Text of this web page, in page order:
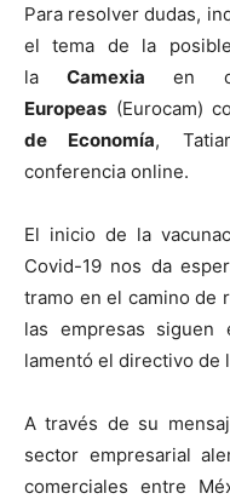
Para resolver dudas,
el tema de la
laCamexia en
Europeas (Eurocam)
de Economía,
conferencia online.
El inicio de la
Covid-19 nos da
tramo en el camino de
las empresas siguen
lamentó el directivo de
A través de su
sector empresarial
comerciales entre